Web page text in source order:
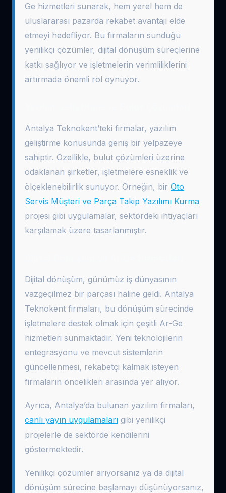
Ge hizmetleri sunarak, hem yerel hem de
uluslararası pazarda rekabet avantajı elde
etmeyi hedefliyor. Bu firmaların sunduğu
yenilikçi çözümler, dijital dönüşüm süreçlerine
katkı sağlıyor ve işletmelerin verimliliklerini
artırmada önemli rol oynuyor.
Antalya Teknokent’teki firmalar, yazılım
geliştirme konusunda geniş bir yelpazeye
sahiptir. Özellikle, bulut çözümleri üzerine
odaklanan şirketler, işletmelere esneklik ve
ölçeklenebilirlik sunuyor. Örneğin, bir Oto
Servis Müşteri ve Parça Takip Yazılımı Kurma
projesi gibi uygulamalar, sektördeki ihtiyaçları
karşılamak üzere tasarlanmıştır.
Dijital dönüşüm, günümüz iş dünyasının
vazgeçilmez bir parçası haline geldi. Antalya
Teknokent firmaları, bu dönüşüm sürecinde
işletmelere destek olmak için çeşitli Ar-Ge
hizmetleri sunmaktadır. Yeni teknolojilerin
entegrasyonu ve mevcut sistemlerin
güncellenmesi, rekabetçi kalmak isteyen
firmaların öncelikleri arasında yer alıyor.
Ayrıca, Antalya’da bulunan yazılım firmaları,
canlı yayın uygulamaları gibi yenilikçi
projelerle de sektörde kendilerini
göstermektedir.
Yenilikçi çözümler arıyorsanız ya da dijital
dönüşüm sürecine başlamayı düşünüyorsanız,